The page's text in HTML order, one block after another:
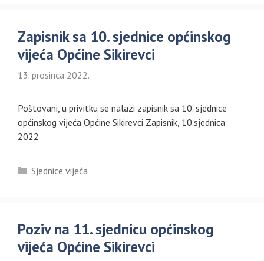
Zapisnik sa 10. sjednice općinskog
vijeća Općine Sikirevci
13. prosinca 2022.
Poštovani, u privitku se nalazi zapisnik sa 10. sjednice
općinskog vijeća Općine Sikirevci Zapisnik, 10.sjednica
2022
Kategorije
Sjednice vijeća
Poziv na 11. sjednicu općinskog
vijeća Općine Sikirevci